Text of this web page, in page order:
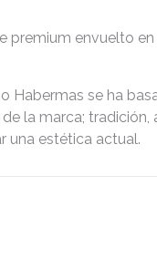
premium envuelto en
Habermas se ha
la marca; tradición,
una estética actual.